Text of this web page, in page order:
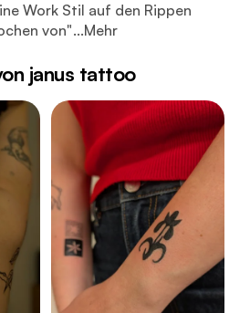
Work Stil auf den Rippen
von"...Mehr
janus tattoo